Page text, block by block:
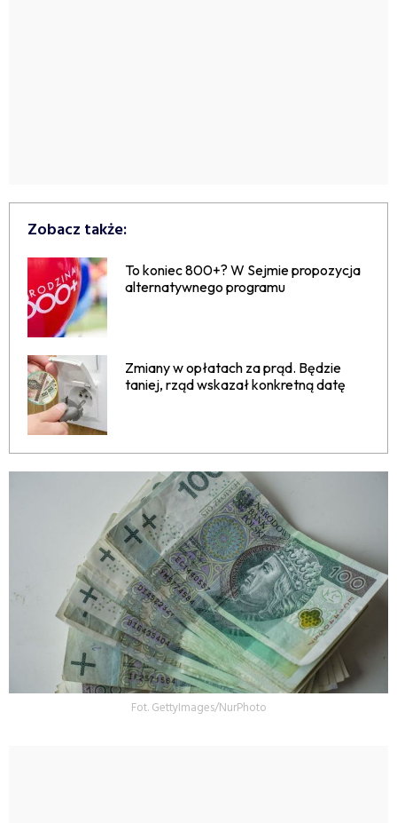
Zobacz także:
To koniec 800+? W Sejmie propozycja
alternatywnego programu
Zmiany w opłatach za prąd. Będzie
taniej, rząd wskazał konkretną datę
Fot. GettyImages/NurPhoto